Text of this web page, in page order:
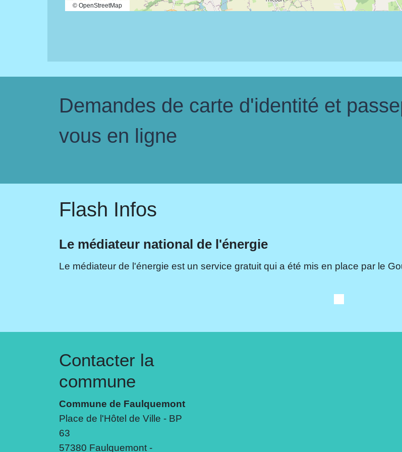
© OpenStreetMap
Demandes de carte d'identité et
vous en ligne
Flash Infos
Le médiateur national de l'énergie
Le médiateur de l'énergie est un service gratuit qui a été mis en place par le
Contacter la
commune
Commune de Faulquemont
Place de l'Hôtel de Ville - BP
63
57380 Faulquemont -